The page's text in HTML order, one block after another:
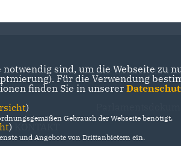
Der Landtag
notwendig sind, um die Webseite
Für die Verwendung
finden Sie in unserer
)
Gebrauch der Webseite benötigt.
)
und Angebote von Drittanbietern ein.